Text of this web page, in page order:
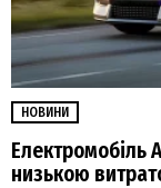
НОВИНИ
Електромобіль
низькою